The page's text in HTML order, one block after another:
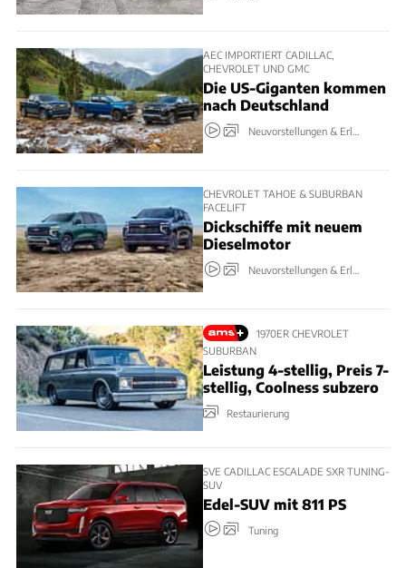
AEC IMPORTIERT CADILLAC,
CHEVROLET UND GMC
Die US-Giganten kommen
nach Deutschland
Neuvorstellungen & Erlkönige
CHEVROLET TAHOE & SUBURBAN
FACELIFT
Dickschiffe mit neuem
Dieselmotor
Neuvorstellungen & Erlkönige
1970ER CHEVROLET
SUBURBAN
Leistung 4-stellig, Preis 7-
stellig, Coolness subzero
Restaurierung
SVE CADILLAC ESCALADE SXR TUNING-
SUV
Edel-SUV mit 811 PS
Tuning